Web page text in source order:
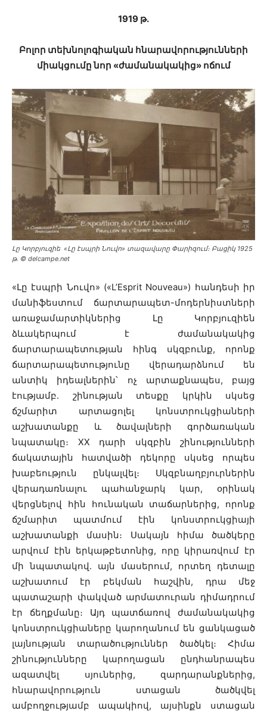
1919 թ․
Բոլոր տեխնոլոգիական հնարավորությունների
միակցումը նոր «ժամանակակից» ոճում
Լը Կորբյուզիե «Լը էսպրի Նուվո» տազավարը Փարիզում։ Բացիկ 1925
թ․ © delcampe.net
«Լը էսպրի Նուվո» («L’Esprit Nouveau») հանդեսի իր
մանիֆեստում ճարտարապետ-մոդերնիստների
առաջամարտիկներից Լը Կորբյուզիեն
ձևակերպում է ժամանակակից
ճարտարապետության հինգ սկզբունք, որոնք
ճարտարապետությունը վերադարձնում են
անտիկ իդեալներին՝ ոչ արտաքնապես, բայց
էությամբ․ շինության տեսքը կրկին սկսեց
ճշմարիտ արտացոլել կոնստրուկցիաների
աշխատանքը և ծավալների գործառական
նպատակը։ XX դարի սկզբին շինությունների
ճակատային հատվածի դեկորը սկսեց որպես
խաբեություն ընկալվել։ Սկզբնաղբյուրներին
վերադառնալու պահանջարկ կար, օրինակ
վերցնելով հին հունական տաճարներից, որոնք
ճշմարիտ պատմում էին կոնստրուկցիայի
աշխատանքի մասին։ Սակայն հիմա ծածկերը
արվում էին երկաթբետոնից, որը կիրառվում էր
մի նպատակով․ այն մասերում, որտեղ դետալը
աշխատում էր բեկման հաշվին, դրա մեջ
պատաշարի փակված արմատուրան դիմադրում
էր ճեղքմանը։ Այդ պատճառով ժամանակակից
կոնստրուկցիաները կարողանում են ցանկացած
լայնության տարածություններ ծածկել։ Հիմա
շինությունները կարողացան ընդհանրապես
ազատվել սյուներից, զարդարանքներից,
հնարավորություն ստացան ծածկվել
ամբողջությամբ ապակիով, այսինքն ստացան